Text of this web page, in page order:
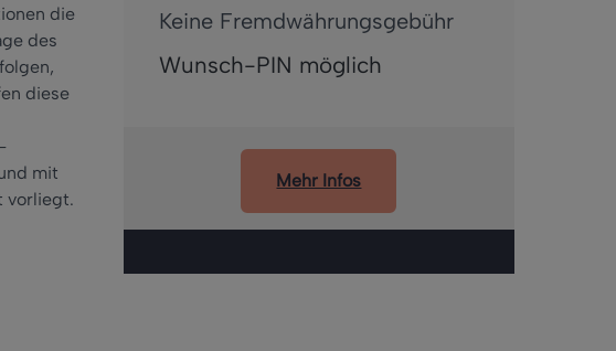
die
des
diese
mit
vorliegt.
Keine Fremdwährungsgebühr
Wunsch-PIN möglich
Mehr Infos